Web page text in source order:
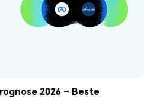
2026 – Beste